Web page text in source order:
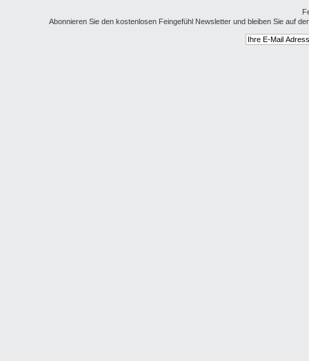
Abonnieren Sie den kostenlosen Feingefühl Newsletter und bleiben Sie auf